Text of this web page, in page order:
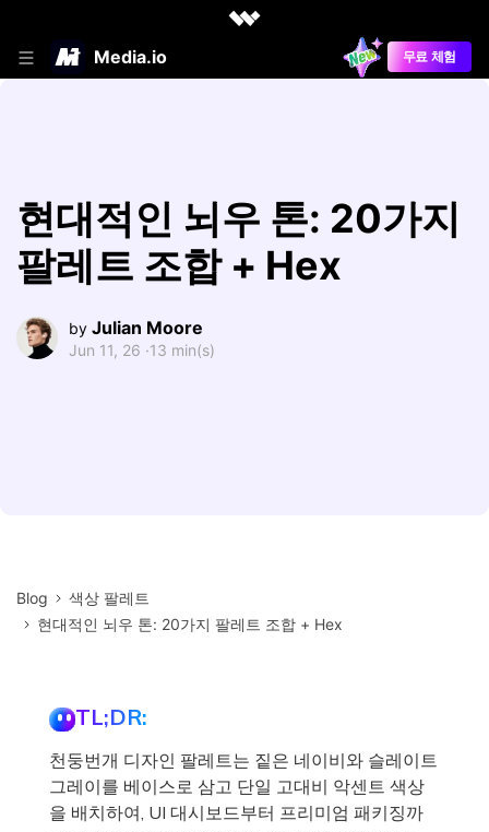
Media.io 무료 체험
현대적인 뇌우 톤: 20가지
팔레트 조합 + Hex
by Julian Moore
Jun 11, 26 ·13 min(s)
Blog
색상 팔레트
현대적인 뇌우 톤: 20가지 팔레트 조합 + Hex
TL;DR:
천둥번개 디자인 팔레트는 짙은 네이비와 슬레이트
그레이를 베이스로 삼고 단일 고대비 악센트 색상
을 배치하여, UI 대시보드부터 프리미엄 패키징까